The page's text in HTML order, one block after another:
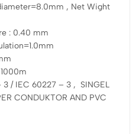
, Net Wight
: 0.40 mm
3 / IEC 60227 – 3 , SINGEL
CONDUKTOR AND PVC